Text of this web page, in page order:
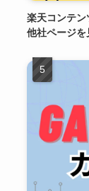
楽天コンテン
他社ページを